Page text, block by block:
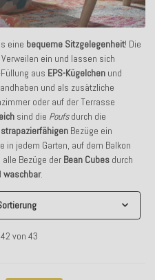
eine bequeme Sitzgelegenheit! Die
ein und lassen sich
aus EPS-Kügelchen und
und als zusätzliche
oder auf der Terrasse
sind die Poufsdurch die
strapazierfähigen Bezüge ein
in jedem Garten, auf dem Balkon
Bezüge der Bean Cubes durch
waschbar.
von 43